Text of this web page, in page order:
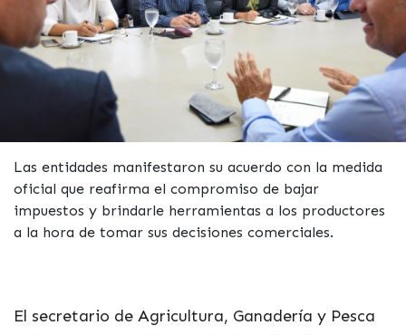
Las entidades manifestaron su acuerdo con la medida
oficial que reafirma el compromiso de bajar
impuestos y brindarle herramientas a los productores
a la hora de tomar sus decisiones comerciales.
El secretario de Agricultura, Ganadería y Pesca